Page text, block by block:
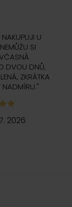
NAKUPUJI U
SI
DVOU DNŮ,
ZKRÁTKA
NADMÍRU."
2026